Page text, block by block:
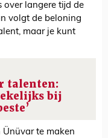
over langere tijd de
volgt de beloning
maar je kunt
talenten:
bij
Ünüvar te maken